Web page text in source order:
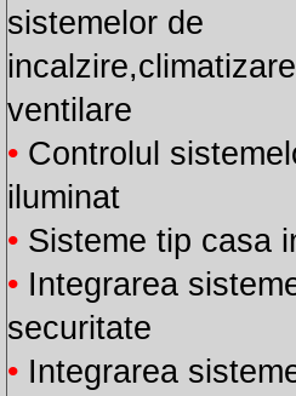
sistemelor de
ventilare
• Controlul
iluminat
• Sisteme tip casa
• Integrarea
securitate
• Integrarea